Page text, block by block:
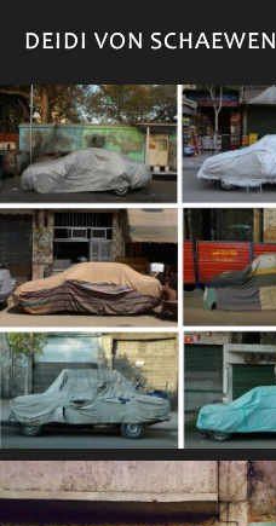
DEIDI VON SCHAEWEN
DEIDI VON SCHAEWEN